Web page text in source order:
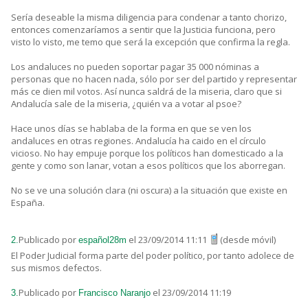
Sería deseable la misma diligencia para condenar a tanto chorizo,
entonces comenzaríamos a sentir que la Justicia funciona, pero
visto lo visto, me temo que será la excepción que confirma la regla.
Los andaluces no pueden soportar pagar 35 000 nóminas a
personas que no hacen nada, sólo por ser del partido y representar
más ce dien mil votos. Así nunca saldrá de la miseria, claro que si
Andalucía sale de la miseria, ¿quién va a votar al psoe?
Hace unos días se hablaba de la forma en que se ven los
andaluces en otras regiones. Andalucía ha caido en el círculo
vicioso. No hay empuje porque los políticos han domesticado a la
gente y como son lanar, votan a esos políticos que los aborregan.
No se ve una solución clara (ni oscura) a la situación que existe en
España.
2.Publicado por español28m el 23/09/2014 11:11
(desde móvil)
El Poder Judicial forma parte del poder político, por tanto adolece de
sus mismos defectos.
3.Publicado por Francisco Naranjo el 23/09/2014 11:19